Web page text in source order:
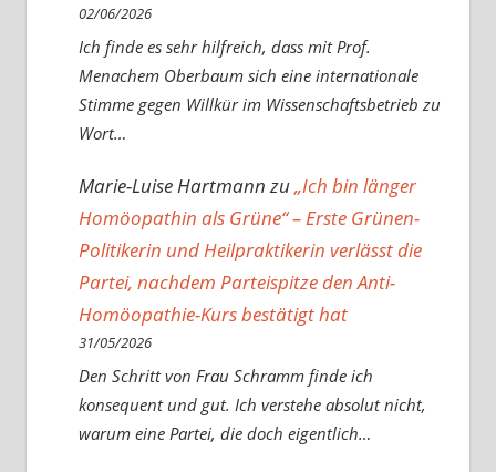
02/06/2026
Ich finde es sehr hilfreich, dass mit Prof.
Menachem Oberbaum sich eine internationale
Stimme gegen Willkür im Wissenschaftsbetrieb zu
Wort…
Marie-Luise Hartmannzu„Ich bin länger
Homöopathin als Grüne“ – Erste Grünen-
Politikerin und Heilpraktikerin verlässt die
Partei, nachdem Parteispitze den Anti-
Homöopathie-Kurs bestätigt hat
31/05/2026
Den Schritt von Frau Schramm finde ich
konsequent und gut. Ich verstehe absolut nicht,
warum eine Partei, die doch eigentlich…